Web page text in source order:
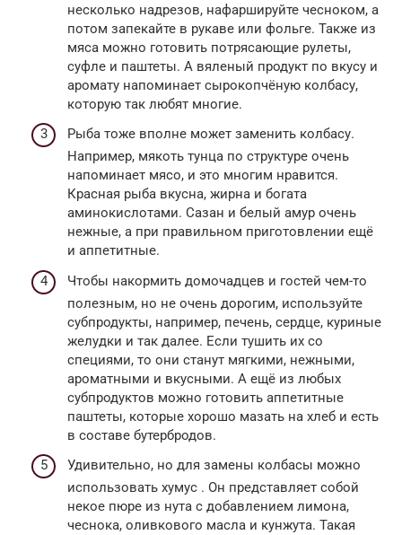
несколько надрезов, нафаршируйте чесноком, а
потом запекайте в рукаве или фольге. Также из
мяса можно готовить потрясающие рулеты,
суфле и паштеты. А вяленый продукт по вкусу и
аромату напоминает сырокопчёную колбасу,
которую так любят многие.
Рыба тоже вполне может заменить колбасу.
Например, мякоть тунца по структуре очень
напоминает мясо, и это многим нравится.
Красная рыба вкусна, жирна и богата
аминокислотами. Сазан и белый амур очень
нежные, а при правильном приготовлении ещё
и аппетитные.
Чтобы накормить домочадцев и гостей чем-то
полезным, но не очень дорогим, используйте
субпродукты, например, печень, сердце, куриные
желудки и так далее. Если тушить их со
специями, то они станут мягкими, нежными,
ароматными и вкусными. А ещё из любых
субпродуктов можно готовить аппетитные
паштеты, которые хорошо мазать на хлеб и есть
в составе бутербродов.
Удивительно, но для замены колбасы можно
использовать хумус . Он представляет собой
некое пюре из нута с добавлением лимона,
чеснока, оливкового масла и кунжута. Такая